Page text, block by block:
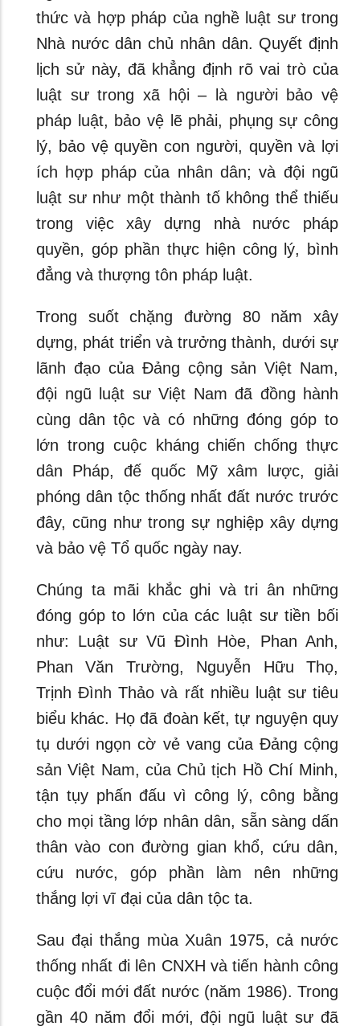
thức và hợp pháp của nghề luật sư trong
Nhà nước dân chủ nhân dân. Quyết định
lịch sử này, đã khẳng định rõ vai trò của
luật sư trong xã hội – là người bảo vệ
pháp luật, bảo vệ lẽ phải, phụng sự công
lý, bảo vệ quyền con người, quyền và lợi
ích hợp pháp của nhân dân; và đội ngũ
luật sư như một thành tố không thể thiếu
trong việc xây dựng nhà nước pháp
quyền, góp phần thực hiện công lý, bình
đẳng và thượng tôn pháp luật.
Trong suốt chặng đường 80 năm xây
dựng, phát triển và trưởng thành, dưới sự
lãnh đạo của Đảng cộng sản Việt Nam,
đội ngũ luật sư Việt Nam đã đồng hành
cùng dân tộc và có những đóng góp to
lớn trong cuộc kháng chiến chống thực
dân Pháp, đế quốc Mỹ xâm lược, giải
phóng dân tộc thống nhất đất nước trước
đây, cũng như trong sự nghiệp xây dựng
và bảo vệ Tổ quốc ngày nay.
Chúng ta mãi khắc ghi và tri ân những
đóng góp to lớn của các luật sư tiền bối
như: Luật sư Vũ Đình Hòe, Phan Anh,
Phan Văn Trường, Nguyễn Hữu Thọ,
Trịnh Đình Thảo và rất nhiều luật sư tiêu
biểu khác. Họ đã đoàn kết, tự nguyện quy
tụ dưới ngọn cờ vẻ vang của Đảng cộng
sản Việt Nam, của Chủ tịch Hồ Chí Minh,
tận tụy phấn đấu vì công lý, công bằng
cho mọi tầng lớp nhân dân, sẵn sàng dấn
thân vào con đường gian khổ, cứu dân,
cứu nước, góp phần làm nên những
thắng lợi vĩ đại của dân tộc ta.
Sau đại thắng mùa Xuân 1975, cả nước
thống nhất đi lên CNXH và tiến hành công
cuộc đổi mới đất nước (năm 1986). Trong
gần 40 năm đổi mới, đội ngũ luật sư đã